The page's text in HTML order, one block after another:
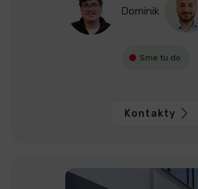
Dominik
Sme tu do
Kontakty